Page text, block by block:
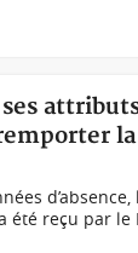
été reçu par